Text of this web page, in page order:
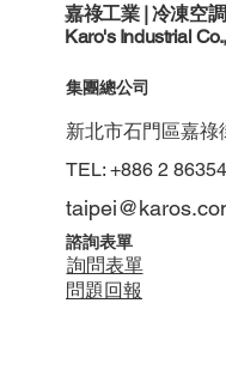
嘉祿工業 | 冷凍空調
​Karo's Industrial
集團總公司
新北市石門區嘉祿
TEL: +886 2
諮詢表單
​詢問表單
​問題回報